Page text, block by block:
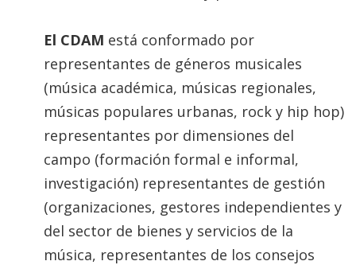
El CDAM está conformado por
representantes de géneros musicales
(música académica, músicas regionales,
músicas populares urbanas, rock y hip hop)
representantes por dimensiones del
campo (formación formal e informal,
investigación) representantes de gestión
(organizaciones, gestores independientes y
del sector de bienes y servicios de la
música, representantes de los consejos